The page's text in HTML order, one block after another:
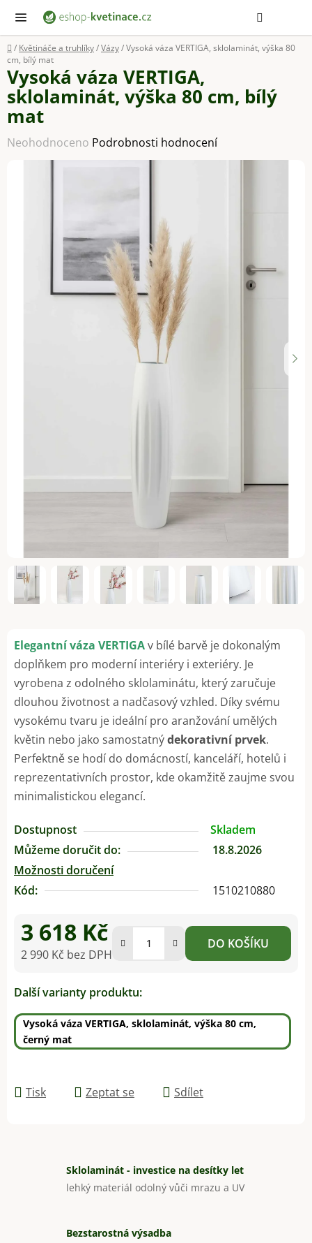
obsah
Domů
/ Květináče a truhlíky/Vázy/Vysoká váza VERTIGA, sklolaminát, výška 80
cm, bílý mat
Elegantní váza VERTIGAv bílé barvě je dokonalým
doplňkem pro moderní interiéry i exteriéry. Je
vyrobena z odolného sklolaminátu, který zaručuje
dlouhou životnost a nadčasový vzhled. Díky svému
vysokému tvaru je ideální pro aranžování umělých
květin nebo jako samostatnýdekorativní prvek.
Perfektně se hodí do domácností, kanceláří, hotelů i
reprezentativních prostor, kde okamžitě zaujme svou
minimalistickou elegancí.
Dostupnost
Skladem
Můžeme doručit do:
18.8.2026
Možnosti doručení
Kód:
1510210880
3 618 Kč
2 990 Kč bez DPH
DO KOŠÍKU
Další varianty produktu:
Vysoká váza VERTIGA, sklolaminát, výška 80 cm,
černý mat
Tisk Zeptat se Sdílet
Vysoká váza VERTIGA,
sklolaminát, výška 80 cm, bílý
mat
Průměrné
hodnocení
Neohodnoceno Podrobnosti hodnocení
Sklolaminát - investice na desítky let
lehký materiál odolný vůči mrazu a UV
Bezstarostná výsadba